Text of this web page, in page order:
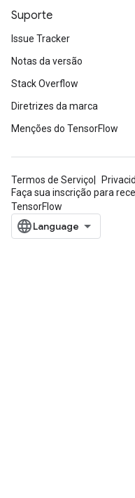
Suporte
Issue Tracker
Notas da versão
Stack Overflow
Diretrizes da marca
Menções do TensorFlow
Termos de Serviço
Faça sua inscrição para
TensorFlow